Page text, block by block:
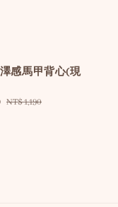
感馬甲背心(現
Regular
NT$ 1,190